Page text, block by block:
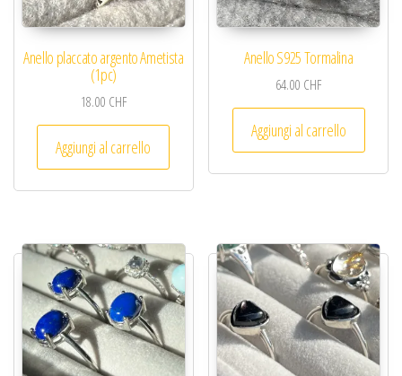
Anello placcato argento Ametista
(1pc)
18.00 CHF
Aggiungi al carrello
Anello S925 Tormalina
64.00 CHF
Aggiungi al carrello